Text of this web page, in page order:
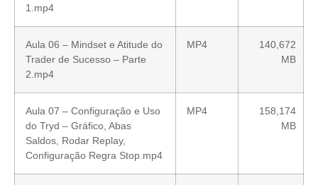
1.mp4
Aula 06 – Mindset e Atitude do
Trader de Sucesso – Parte
2.mp4
MP4
140,672
MB
Aula 07 – Configuração e Uso
do Tryd – Gráfico, Abas
Saldos, Rodar Replay,
Configuração Regra Stop.mp4
MP4
158,174
MB